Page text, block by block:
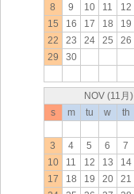
8
9 10 11 12
15
16 17 18 19
22
23 24 25 26
29
30
NOV (11月)
s
m tu w th
3
4 5 6 7
10
11 12 13 14
17
18 19 20 21